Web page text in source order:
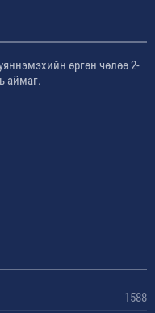
өргөн чөлөө 2-
аймаг.
1588